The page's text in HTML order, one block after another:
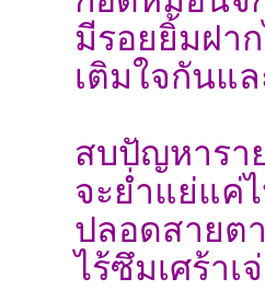
มีรอยยิ้มฝา
เติมใจกันแ
สบปัญหารา
จะย่ำแย่แค่
ปลอดสายต
ไร้ซึมเศร้าเ